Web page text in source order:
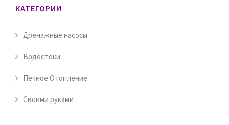
КАТЕГОРИИ
Дренажные насосы
Водостоки
Печное Отопление
Своими руками